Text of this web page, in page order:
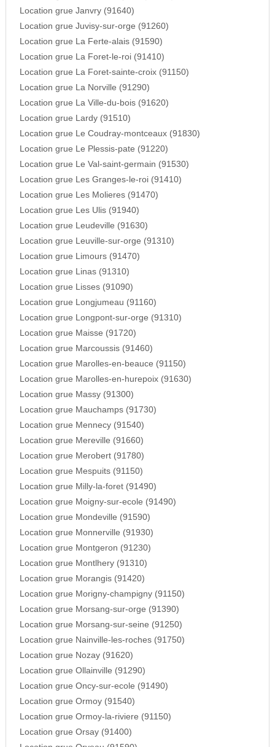
Location grue Janvry (91640)
Location grue Juvisy-sur-orge (91260)
Location grue La Ferte-alais (91590)
Location grue La Foret-le-roi (91410)
Location grue La Foret-sainte-croix (91150)
Location grue La Norville (91290)
Location grue La Ville-du-bois (91620)
Location grue Lardy (91510)
Location grue Le Coudray-montceaux (91830)
Location grue Le Plessis-pate (91220)
Location grue Le Val-saint-germain (91530)
Location grue Les Granges-le-roi (91410)
Location grue Les Molieres (91470)
Location grue Les Ulis (91940)
Location grue Leudeville (91630)
Location grue Leuville-sur-orge (91310)
Location grue Limours (91470)
Location grue Linas (91310)
Location grue Lisses (91090)
Location grue Longjumeau (91160)
Location grue Longpont-sur-orge (91310)
Location grue Maisse (91720)
Location grue Marcoussis (91460)
Location grue Marolles-en-beauce (91150)
Location grue Marolles-en-hurepoix (91630)
Location grue Massy (91300)
Location grue Mauchamps (91730)
Location grue Mennecy (91540)
Location grue Mereville (91660)
Location grue Merobert (91780)
Location grue Mespuits (91150)
Location grue Milly-la-foret (91490)
Location grue Moigny-sur-ecole (91490)
Location grue Mondeville (91590)
Location grue Monnerville (91930)
Location grue Montgeron (91230)
Location grue Montlhery (91310)
Location grue Morangis (91420)
Location grue Morigny-champigny (91150)
Location grue Morsang-sur-orge (91390)
Location grue Morsang-sur-seine (91250)
Location grue Nainville-les-roches (91750)
Location grue Nozay (91620)
Location grue Ollainville (91290)
Location grue Oncy-sur-ecole (91490)
Location grue Ormoy (91540)
Location grue Ormoy-la-riviere (91150)
Location grue Orsay (91400)